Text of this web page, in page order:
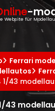
-
Website für
Ferrari
1/43
43